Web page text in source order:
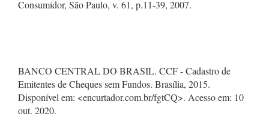
Consumidor, São Paulo, v. 61, p.11-39, 2007.
BANCO CENTRAL DO BRASIL. CCF - Cadastro de
Emitentes de Cheques sem Fundos. Brasília, 2015.
Disponível em: <encurtador.com.br/fgtCQ>. Acesso em: 10
out. 2020.